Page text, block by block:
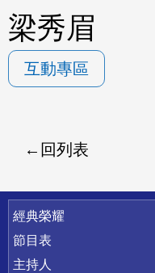
梁秀眉
互動專區
回列表
快速連結
經典榮耀
節目表
主持人